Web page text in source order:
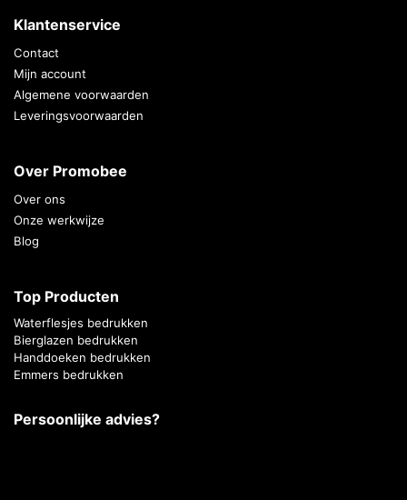
Klantenservice
Contact
Mijn account
Algemene voorwaarden
Leveringsvoorwaarden
Over Promobee
Over ons
Onze werkwijze
Blog
Top Producten
Waterflesjes bedrukken
Bierglazen bedrukken
Handdoeken bedrukken
Emmers bedrukken
Persoonlijke advies?